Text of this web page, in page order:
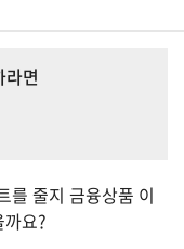
면
를 줄지 금융상품 이
요?